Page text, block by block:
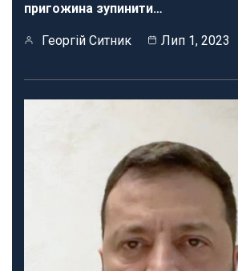
пригожина зупинити…
Георгій Ситник Лип 1, 2023